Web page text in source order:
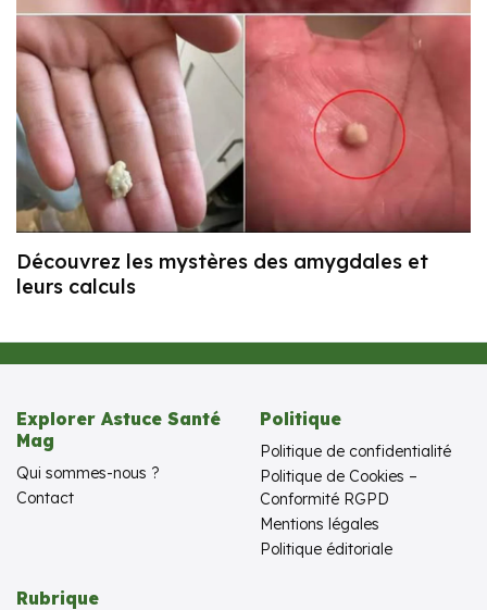
Découvrez les mystères des amygdales et
leurs calculs
Explorer Astuce Santé
Mag
Qui sommes-nous ?
Contact
Politique
Politique de confidentialité
Politique de Cookies –
Conformité RGPD
Mentions légales
Politique éditoriale
Rubrique